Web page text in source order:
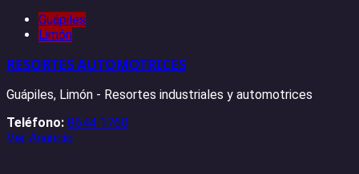
Guápiles
Limón
RESORTES AUTOMOTRICES
Guápiles, Limón - Resortes industriales y automotrices
Teléfono: 8644 1760
Ver Anuncio